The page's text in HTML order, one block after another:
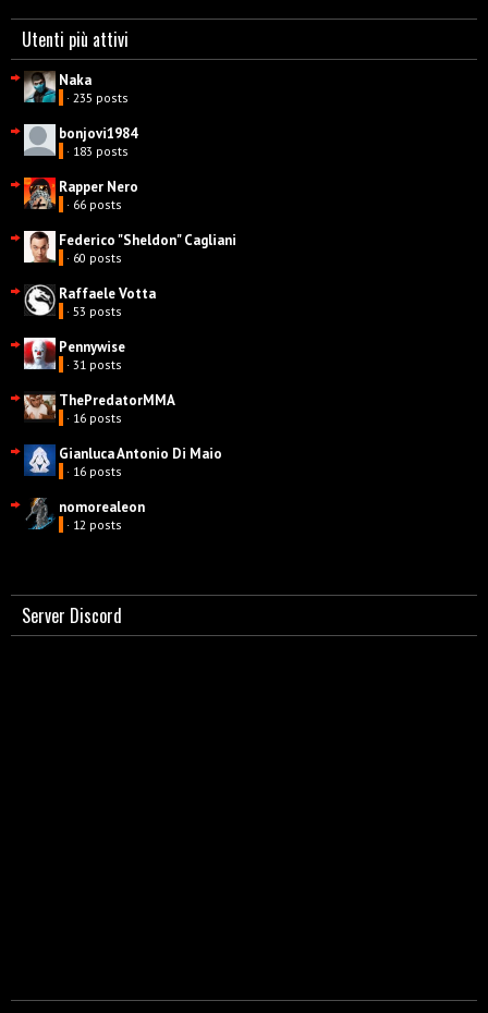
Utenti più attivi
Naka
· 235 posts
bonjovi1984
· 183 posts
Rapper Nero
· 66 posts
Federico "Sheldon" Cagliani
· 60 posts
Raffaele Votta
· 53 posts
Pennywise
· 31 posts
ThePredatorMMA
· 16 posts
Gianluca Antonio Di Maio
· 16 posts
nomorealeon
· 12 posts
Server Discord